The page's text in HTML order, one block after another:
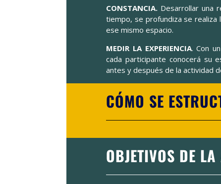
CONSTANCIA. Desarrollar una
tiempo, se profundiza se realiza
ese mismo espacio.
MEDIR LA EXPERIENCIA. Con
cada participante conocerá su
antes y después de la actividad
CÓMO SE
OBJETIVOS DE